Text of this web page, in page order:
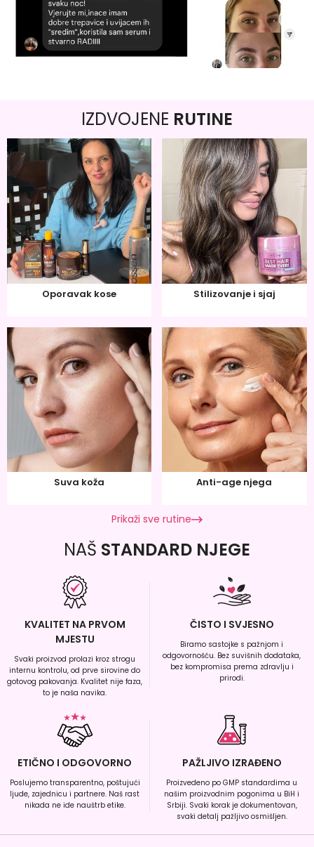
IZDVOJENE RUTINE
Oporavak kose Stilizovanje i sjaj
Suva koža Anti-age njega
Prikaži sve rutine
NAŠ STANDARD NJEGE
KVALITET NA PRVOM
MJESTU
Svaki proizvod prolazi kroz strogu
internu kontrolu, od prve sirovine do
gotovog pakovanja. Kvalitet nije faza,
to je naša navika.
ČISTO I SVJESNO
Biramo sastojke s pažnjom i
odgovornošću. Bez suvišnih dodataka,
bez kompromisa prema zdravlju i
prirodi.
ETIČNO I ODGOVORNO
Poslujemo transparentno, poštujući
ljude, zajednicu i partnere. Naš rast
nikada ne ide nauštrb etike.
PAŽLJIVO IZRAĐENO
Proizvedeno po GMP standardima u
našim proizvodnim pogonima u BiH i
Srbiji. Svaki korak je dokumentovan,
svaki detalj pažljivo osmišljen.